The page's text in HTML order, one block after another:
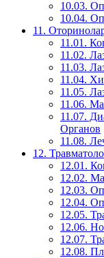
10.03.
10.04.
11.
11.01.
11.02.
11.03.
11.04.
11.05.
11.06.
11.07.
Органов
11.08.
12.
12.01.
12.02.
12.03.
12.04.
12.05.
12.06.
12.07.
12.08.